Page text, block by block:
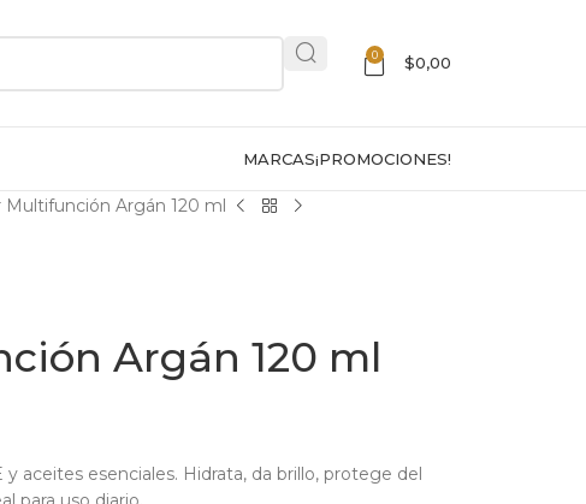
0 $0,00
MARCAS¡PROMOCIONES!
Multifunción Argán 120 ml
Argán 120 ml
y aceites esenciales. Hidrata, da brillo, protege del